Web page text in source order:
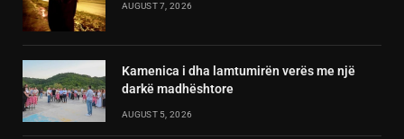
AUGUST 7, 2026
Kamenica i dha lamtumirën verës me një
darkë madhështore
AUGUST 5, 2026